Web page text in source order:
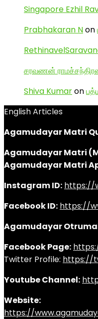
Singapore Ezhil
Prabhakaran Non
சரவணன்
Shiva Kumaron
English Articles
Agamudayar Matri
Agamudayar Matri
Agamudayar Matri
Instagram ID: https://
Facebook ID: https://
Agamudayar
Facebook Page:
Twitter Profile: https://
Youtube Channel:
Website:
https://